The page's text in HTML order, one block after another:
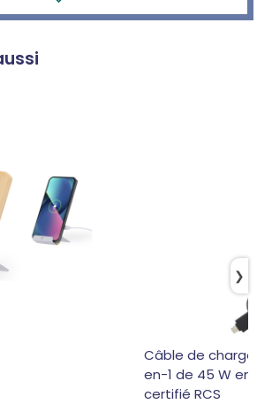
Câble de
en-1 de 45 W
certifié RCS
❯